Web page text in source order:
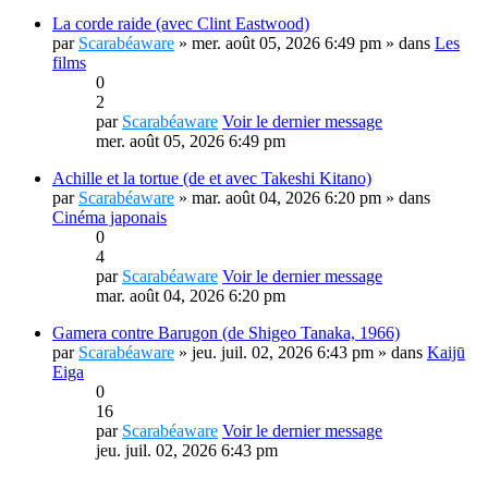
La corde raide (avec Clint Eastwood)
par Scarabéaware » mer. août 05, 2026 6:49 pm » dans Les
films
0
2
par Scarabéaware Voir le dernier message
mer. août 05, 2026 6:49 pm
Achille et la tortue (de et avec Takeshi Kitano)
par Scarabéaware » mar. août 04, 2026 6:20 pm » dans
Cinéma japonais
0
4
par Scarabéaware Voir le dernier message
mar. août 04, 2026 6:20 pm
Gamera contre Barugon (de Shigeo Tanaka, 1966)
par Scarabéaware » jeu. juil. 02, 2026 6:43 pm » dans Kaijū
Eiga
0
16
par Scarabéaware Voir le dernier message
jeu. juil. 02, 2026 6:43 pm